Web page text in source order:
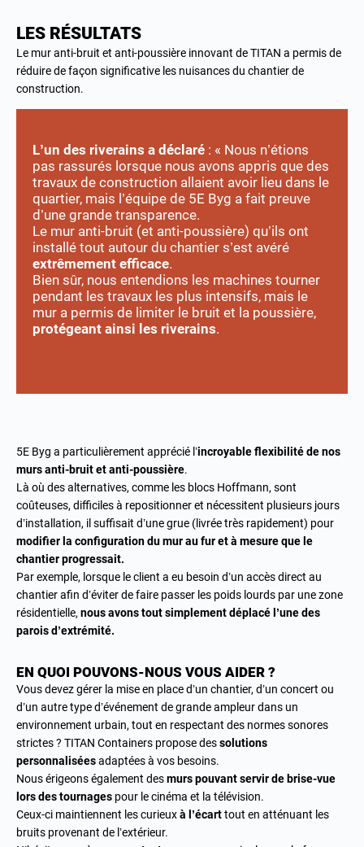
LES RÉSULTATS
Le mur anti-bruit et anti-poussière innovant de TITAN a permis de
réduire de façon significative les nuisances du chantier de
construction.
L’un des riverains a déclaré : « Nous n’étions
pas rassurés lorsque nous avons appris que des
travaux de construction allaient avoir lieu dans le
quartier, mais l’équipe de 5E Byg a fait preuve
d’une grande transparence.
Le mur anti-bruit (et anti-poussière) qu’ils ont
installé tout autour du chantier s’est avéré
extrêmement efficace.
Bien sûr, nous entendions les machines tourner
pendant les travaux les plus intensifs, mais le
mur a permis de limiter le bruit et la poussière,
protégeant ainsi les riverains.
5E Byg a particulièrement apprécié l’incroyable flexibilité de nos
murs anti-bruit et anti-poussière.
Là où des alternatives, comme les blocs Hoffmann, sont
coûteuses, difficiles à repositionner et nécessitent plusieurs jours
d’installation, il suffisait d’une grue (livrée très rapidement) pour
modifier la configuration du mur au fur et à mesure que le
chantier progressait.
Par exemple, lorsque le client a eu besoin d’un accès direct au
chantier afin d’éviter de faire passer les poids lourds par une zone
résidentielle, nous avons tout simplement déplacé l’une des
parois d’extrémité.
EN QUOI POUVONS-NOUS VOUS AIDER ?
Vous devez gérer la mise en place d’un chantier, d’un concert ou
d’un autre type d’événement de grande ampleur dans un
environnement urbain, tout en respectant des normes sonores
strictes ? TITAN Containers propose dessolutions
personnaliséesadaptées à vos besoins.
Nous érigeons également desmurs pouvant servir de brise-vue
lors des tournages pour le cinéma et la télévision.
Ceux-ci maintiennent les curieuxà l’écarttout en atténuant les
bruits provenant de l’extérieur.